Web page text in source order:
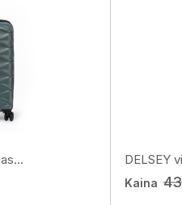
DELSEY
Kaina